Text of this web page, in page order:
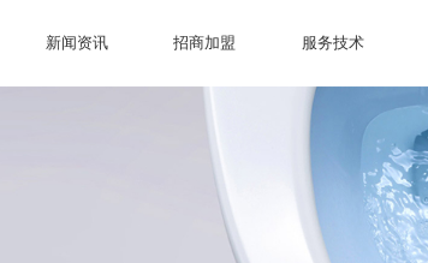
新闻资讯 招商加盟 服务技术